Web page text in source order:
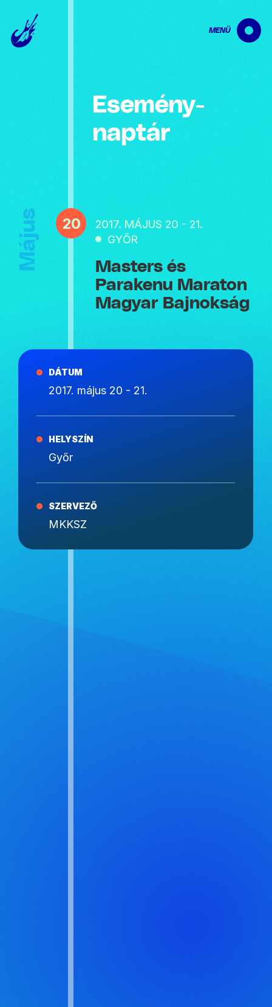
MENÜ
Esemény­
naptár
Május 20
2017. MÁJUS 20 - 21.
GYŐR
Masters és
Parakenu Maraton
Magyar Bajnokság
DÁTUM
2017. május 20 - 21.
HELYSZÍN
Győr
SZERVEZŐ
MKKSZ